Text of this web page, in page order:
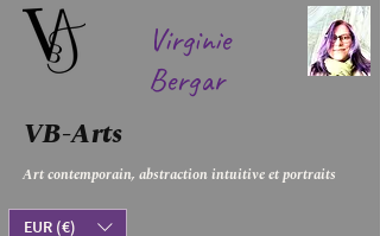
Virginie
Bergar
VB-Arts
Art contemporain, abstraction intuitive et portraits
EUR (€)